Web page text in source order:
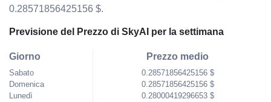
0.28571856425156 $.
Previsione del Prezzo di SkyAI per la settimana
Giorno
Sabato
Domenica
Lunedì
Prezzo medio
0.28571856425156 $
0.28571856425156 $
0.28000419296653 $